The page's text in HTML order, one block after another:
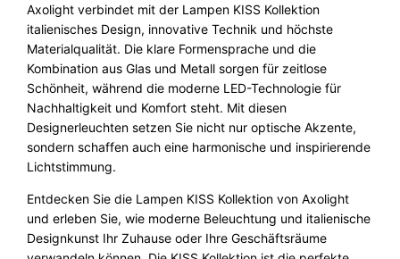
Axolight verbindet mit der Lampen KISS Kollektion
italienisches Design, innovative Technik und höchste
Materialqualität. Die klare Formensprache und die
Kombination aus Glas und Metall sorgen für zeitlose
Schönheit, während die moderne LED-Technologie für
Nachhaltigkeit und Komfort steht. Mit diesen
Designerleuchten setzen Sie nicht nur optische Akzente,
sondern schaffen auch eine harmonische und inspirierende
Lichtstimmung.
Entdecken Sie die Lampen KISS Kollektion von Axolight
und erleben Sie, wie moderne Beleuchtung und italienische
Designkunst Ihr Zuhause oder Ihre Geschäftsräume